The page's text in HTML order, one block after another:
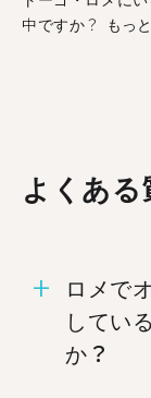
中ですか？ もっ
よくある
ロメで
してい
か？